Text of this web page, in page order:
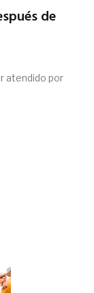
de
atendido por